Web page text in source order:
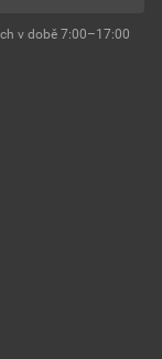
v době 7:00–17:00